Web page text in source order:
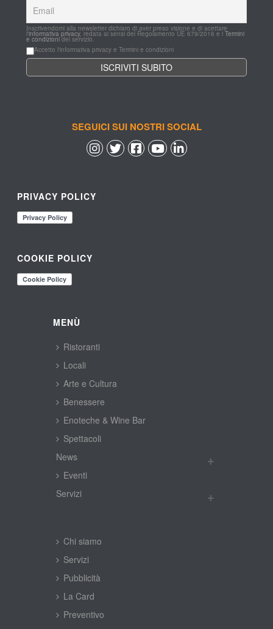
Inscrivendomi alla newsletter dichiaro di aver preso visione e di acettare
l'informativa privacy, redata ai sensi del Regolamento UE 679/2016 e i Termini
e condizioni del servizio.
Accetto l'informativa privacy e Termini e condizioni
SEGUICI SUI NOSTRI SOCIAL
PRIVACY POLICY
COOKIE POLICY
MENÙ
Ristoranti
Locali
Arte e Cultura
Benessere
Enoteche & Wine Bar
Spettacoli
New
Eventi
Servizi
Chi siamo
Servizi
Pubblicità
La Card
Preventivo